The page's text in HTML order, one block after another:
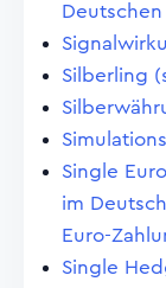
Silberling
Single
im
Euro-
Single